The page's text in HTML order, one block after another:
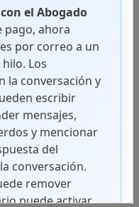
Virtual
el Abogado
pago, ahora
por correo a un
Los
la conversación y
escribir
mensajes,
y mencionar
del
conversación.
remover
puede activar